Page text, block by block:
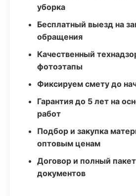
уборка
Бесплатный выезд на
обращения
Качественный
фотоэтапы
Фиксируем смету до
Гарантия до 5 лет на
работ
Подбор и закупка
оптовым ценам
Договор и полный
документов